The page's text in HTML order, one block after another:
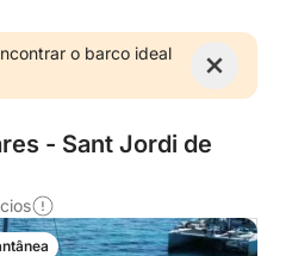
o barco ideal
- Sant Jordi de